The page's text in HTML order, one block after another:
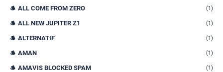
ALL COME FROM ZERO (1)
ALL NEW JUPITER Z1 (1)
ALTERNATIF (1)
AMAN (1)
AMAVIS BLOCKED SPAM (1)